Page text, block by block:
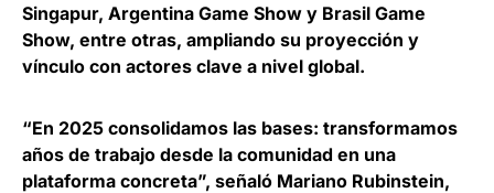
Singapur, Argentina Game Show y Brasil Game
Show, entre otras, ampliando su proyección y
vínculo con actores clave a nivel global.
“En 2025 consolidamos las bases: transformamos
años de trabajo desde la comunidad en una
plataforma concreta”, señaló Mariano Rubinstein,